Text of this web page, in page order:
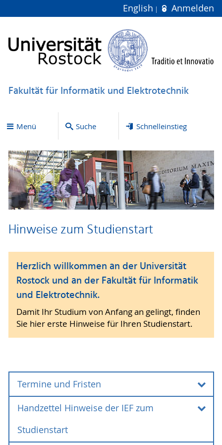
English Anmelden
Fakultät für Informatik und Elektrotechnik
Menü Suche Schnelleinstieg
Hinweise zum Studienstart
Herzlich willkommen an der Universität
Rostock und an der Fakultät für Informatik
und Elektrotechnik.
Damit Ihr Studium von Anfang an gelingt, finden
Sie hier erste Hinweise für Ihren Studienstart.
Termine und Fristen
Termine und Fristen
Handzettel Hinweise der IEF zum
Studienstart